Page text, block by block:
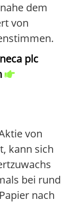
dem
von
plc
von
kann sich
bei rund
nach